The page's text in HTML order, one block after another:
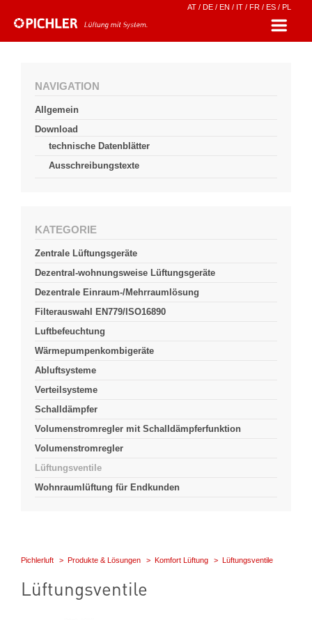
AT / DE / EN / IT / FR / ES / PL
NAVIGATION
Allgemein
Download
technische Datenblätter
Ausschreibungstexte
KATEGORIE
Zentrale Lüftungsgeräte
Dezentral-wohnungsweise Lüftungsgeräte
Dezentrale Einraum-/Mehrraumlösung
Filterauswahl EN779/ISO16890
Luftbefeuchtung
Wärmepumpenkombigeräte
Abluftsysteme
Verteilsysteme
Schalldämpfer
Volumenstromregler mit Schalldämpferfunktion
Volumenstromregler
Lüftungsventile
Wohnraumlüftung für Endkunden
Pichlerluft Produkte & Lösungen Komfort Lüftung Lüftungsventile
Lüftungsventile